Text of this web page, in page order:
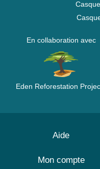
En collaboration avec
Eden Reforestation
Aide
Mon compte